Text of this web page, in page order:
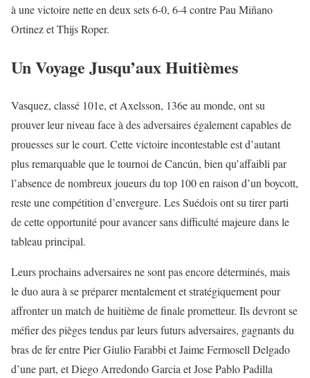
à une victoire nette en deux sets 6-0, 6-4 contre Pau Miñano
Ortinez et Thijs Roper.
Un Voyage Jusqu’aux Huitièmes
Vasquez, classé 101e, et Axelsson, 136e au monde, ont su
prouver leur niveau face à des adversaires également capables de
prouesses sur le court. Cette victoire incontestable est d’autant
plus remarquable que le tournoi de Cancún, bien qu’affaibli par
l’absence de nombreux joueurs du top 100 en raison d’un boycott,
reste une compétition d’envergure. Les Suédois ont su tirer parti
de cette opportunité pour avancer sans difficulté majeure dans le
tableau principal.
Leurs prochains adversaires ne sont pas encore déterminés, mais
le duo aura à se préparer mentalement et stratégiquement pour
affronter un match de huitième de finale prometteur. Ils devront se
méfier des pièges tendus par leurs futurs adversaires, gagnants du
bras de fer entre Pier Giulio Farabbi et Jaime Fermosell Delgado
d’une part, et Diego Arredondo Garcia et Jose Pablo Padilla